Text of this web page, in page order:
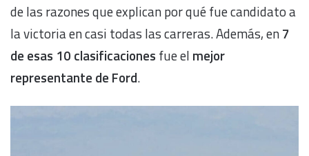
de las razones que explican por qué fue candidato a
la victoria en casi todas las carreras. Además, en7
de esas 10 clasificaciones fue el mejor
representante de Ford.